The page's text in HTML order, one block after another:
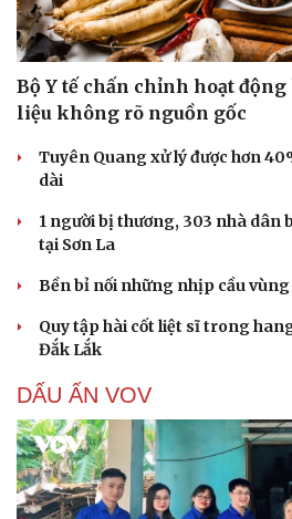
Bộ Y tế chấn chỉnh hoạt
liệu không rõ nguồn gốc
Tuyên Quang xử lý được hơn
dài
1 người bị thương, 303 nhà dân
tại Sơn La
Bền bỉ nối những nhịp cầu vùng
Quy tập hài cốt liệt sĩ trong
Đắk Lắk
DẤU ẤN VOV